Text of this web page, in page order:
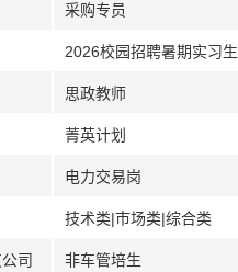
采购专员
2026校园招聘暑期实习生
思政教师
菁英计划
电力交易岗
技术类|市场类|综合类
司 非车管培生